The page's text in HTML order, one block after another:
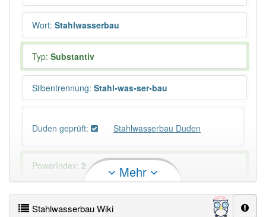
Wort: Stahlwasserbau
Typ: Substantiv
Silbentrennung: Stahl•was•ser•bau
Duden geprüft: Stahlwasserbau Duden
PowerIndex: 2
Häufigkeit: 2 von 10
Mehr
Stahlwasserbau Wiki